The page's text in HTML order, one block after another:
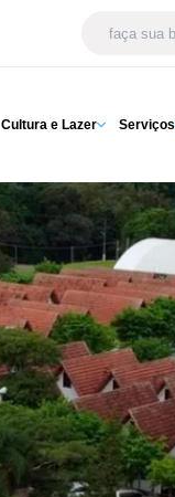
Cultura e Lazer Serviços